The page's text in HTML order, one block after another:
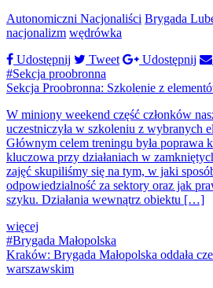
Autonomiczni Nacjonaliści Brygada
nacjonalizm wędrówka
Udostępnij
Tweet Udostępnij
#Sekcja proobronna
Sekcja Proobronna: Szkolenie z
W miniony weekend część członków
uczestniczyła w szkoleniu z wybranych
Głównym celem treningu była poprawa
kluczowa przy działaniach w
zajęć skupiliśmy się na tym, w jaki
odpowiedzialność za sektory oraz jak
szyku. Działania wewnątrz obiektu […]
więcej
#Brygada Małopolska
Kraków: Brygada Małopolska oddała
warszawskim